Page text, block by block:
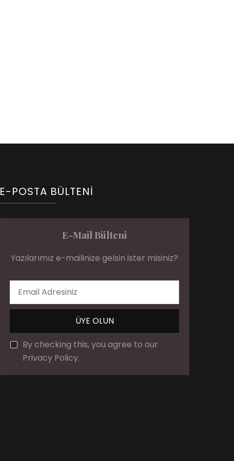
E-POSTA BÜLTENI
E-Mail Bülteni
Yazılarımız e-mailinize gelsin ister misiniz?
By checking this, you agree to our
Privacy Policy.